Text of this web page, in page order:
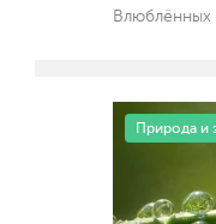
Влюблённых
Природа и